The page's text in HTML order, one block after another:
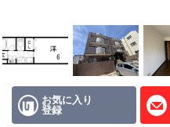
地域から探す
地図から探す
店舗情報·アクセス
お気に入り
登録